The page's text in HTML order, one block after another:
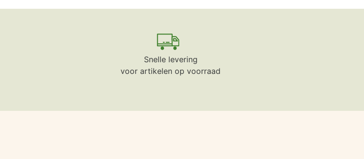
Snelle levering
voor artikelen op voorraad